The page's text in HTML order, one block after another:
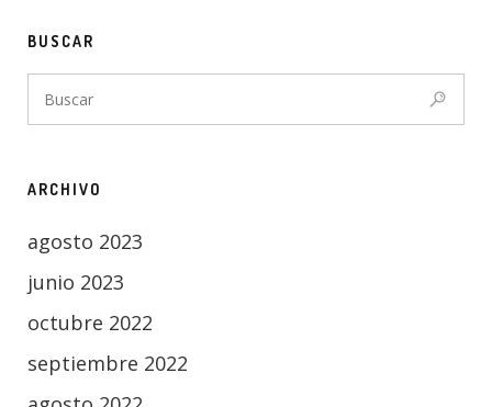
BUSCAR
ARCHIVO
agosto 2023
junio 2023
octubre 2022
septiembre 2022